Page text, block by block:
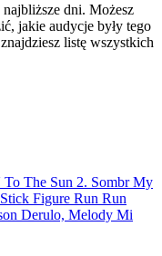
najbliższe dni. Możesz
jakie audycje były tego
listę wszystkich
The Sun 2. Sombr My
Figure Run Run
Derulo, Melody Mi